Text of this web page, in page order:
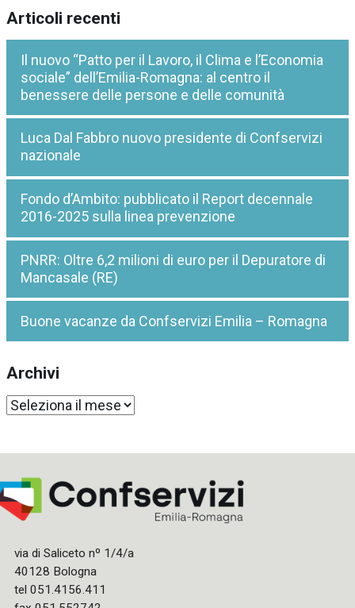
Articoli recenti
Il nuovo “Patto per il Lavoro, il Clima e l’Economia
sociale” dell’Emilia-Romagna: al centro il
benessere delle persone e delle comunità
Luca Dal Fabbro nuovo presidente di Confservizi
nazionale
Fondo d’Ambito: pubblicato il Report decennale
2016-2025 sulla linea prevenzione
PNRR: Oltre 6,2 milioni di euro per il Depuratore di
Mancasale (RE)
Buone vacanze da Confservizi Emilia – Romagna
Archivi
Archivi
via di Saliceto nº 1/4/a
40128 Bologna
tel 051.4156.411